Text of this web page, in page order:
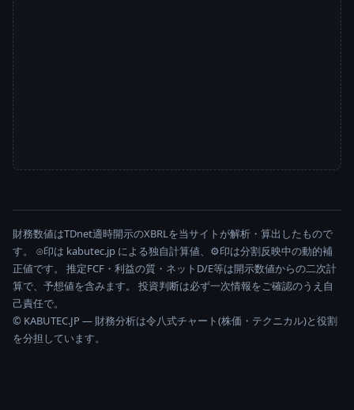
財務数値はTDnet適時開示のXBRLを当サイトが解析・算出したもので
す。 ⊙印は kabutec.jp による独自計算値、⚙印は分割反映中の動的補
正値です。 推定FCF・利益の質・ネットD/E等は開示数値からの二次計
算で、予想値を含みます。 投資判断は必ず一次情報をご確認のうえ自
己責任で。
© KABUTEC.JP — 財務分析は令八式チャート(株価・テクニカル)と役割
を分担しています。